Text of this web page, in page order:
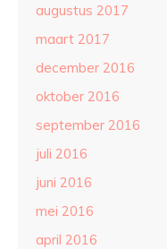
augustus 2017
maart 2017
december 2016
oktober 2016
september 2016
juli 2016
juni 2016
mei 2016
april 2016